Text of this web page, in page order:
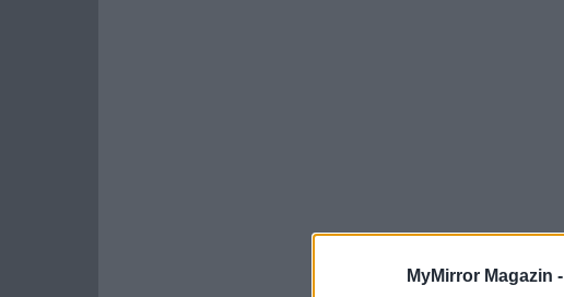
MyMirror Magazin -